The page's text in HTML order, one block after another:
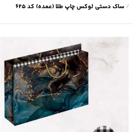
/ساک دستی لوکس چاپ طلا (عمده) کد 625